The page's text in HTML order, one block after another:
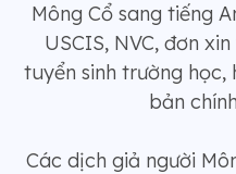
Mông Cổ sang tiếng
USCIS, NVC, đơn
tuyển sinh trường
bản
Các dịch giả người